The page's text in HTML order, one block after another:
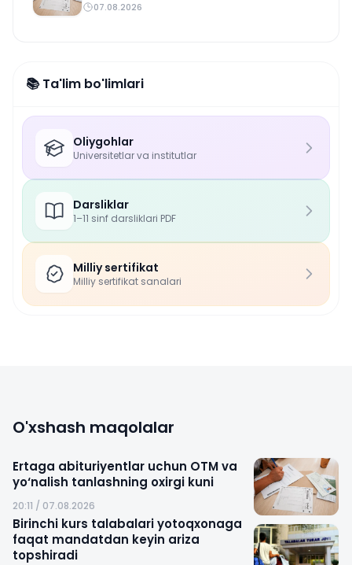
07.08.2026
📚 Ta'lim bo'limlari
Oliygohlar
Universitetlar va institutlar
Darsliklar
1–11 sinf darsliklari PDF
Milliy sertifikat
Milliy sertifikat sanalari
O'xshash maqolalar
Ertaga abituriyentlar uchun OTM va
yo‘nalish tanlashning oxirgi kuni
20:11 / 07.08.2026
Birinchi kurs talabalari yotoqxonaga
faqat mandatdan keyin ariza
topshiradi